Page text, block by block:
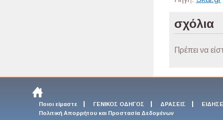
σχόλια
Πρέπει να
Ποιοι είμαστε ΓΕΝΙΚΟΣ ΟΔΗΓΟΣ ΔΡΑΣΕΙΣ
Πολιτική Απορρήτου και Προστασία Δεδομένων